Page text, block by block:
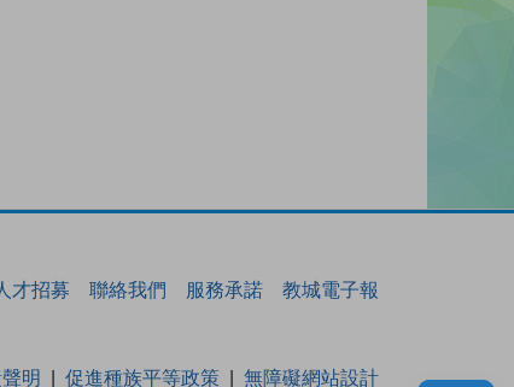
才招募 聯絡我們 服務承諾 教城電子報
明 促進種族平等政策 無障礙網站設計